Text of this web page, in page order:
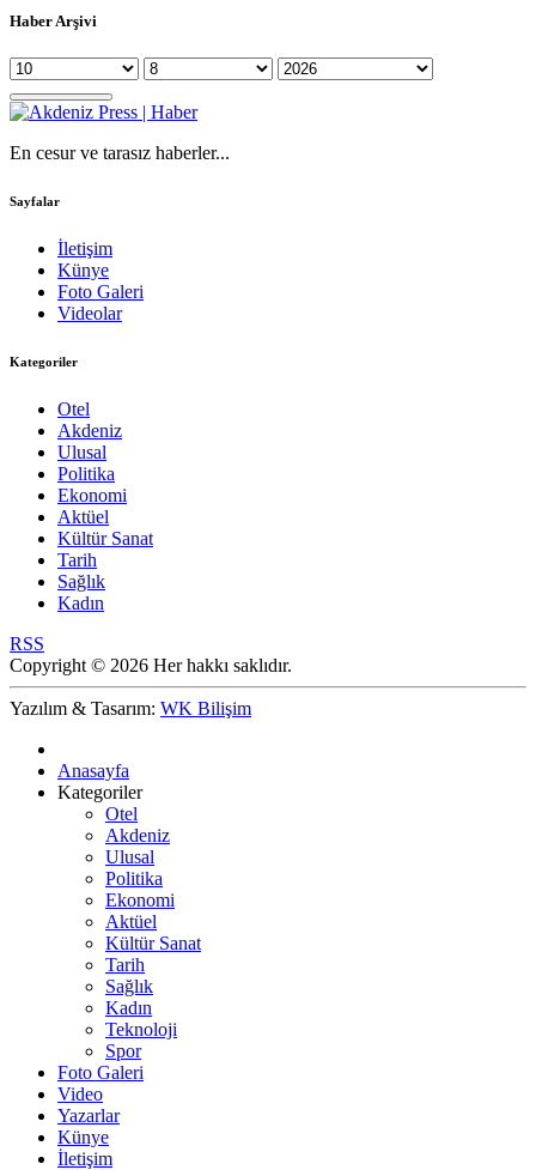
Haber Arşivi
En cesur ve tarasız haberler...
Sayfalar
İletişim
Künye
Foto Galeri
Videolar
Kategoriler
Otel
Akdeniz
Ulusal
Politika
Ekonomi
Aktüel
Kültür Sanat
Tarih
Sağlık
Kadın
RSS
Copyright © 2026 Her hakkı saklıdır.
Yazılım & Tasarım: WK Bilişim
Anasayfa
Kategoriler
Otel
Akdeniz
Ulusal
Politika
Ekonomi
Aktüel
Kültür Sanat
Tarih
Sağlık
Kadın
Teknoloji
Spor
Foto Galeri
Video
Yazarlar
Künye
İletişim